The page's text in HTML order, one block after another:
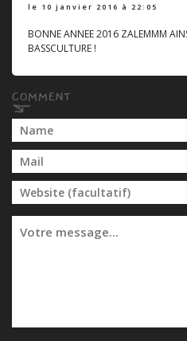
le 10 janvier 2016 à 22:05
BONNE ANNEE 2016 ZALEMMM
BASSCULTURE !